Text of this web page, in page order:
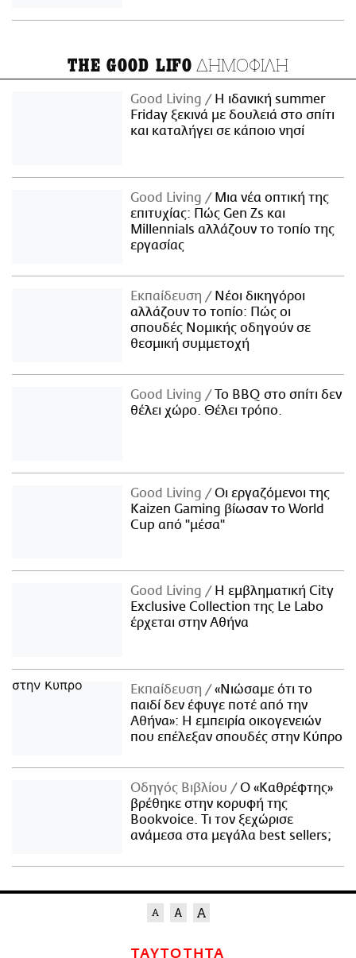
THE GOOD LIFO ΔΗΜΟΦΙΛΗ
Good Living
Η ιδανική summer
Friday ξεκινά με δουλειά στο σπίτι
και καταλήγει σε κάποιο νησί
Good Living
Μια νέα οπτική της
επιτυχίας: Πώς Gen Zs και
Millennials αλλάζουν το τοπίο της
εργασίας
Εκπαίδευση
Νέοι δικηγόροι
αλλάζουν το τοπίο: Πώς οι
σπουδές Νομικής οδηγούν σε
θεσμική συμμετοχή
Good Living
Το BBQ στο σπίτι δεν
θέλει χώρο. Θέλει τρόπο.
Good Living
Οι εργαζόμενοι της
Kaizen Gaming βίωσαν το World
Cup από "μέσα"
Good Living
Η εμβληματική City
Exclusive Collection της Le Labo
έρχεται στην Αθήνα
Εκπαίδευση
«Νιώσαμε ότι το
παιδί δεν έφυγε ποτέ από την
Αθήνα»: Η εμπειρία οικογενειών
που επέλεξαν σπουδές στην Κύπρο
Οδηγός Βιβλίου
Ο «Καθρέφτης»
βρέθηκε στην κορυφή της
Bookvoice. Τι τον ξεχώρισε
ανάμεσα στα μεγάλα best sellers;
ΤΑΥΤΟΤΗΤΑ